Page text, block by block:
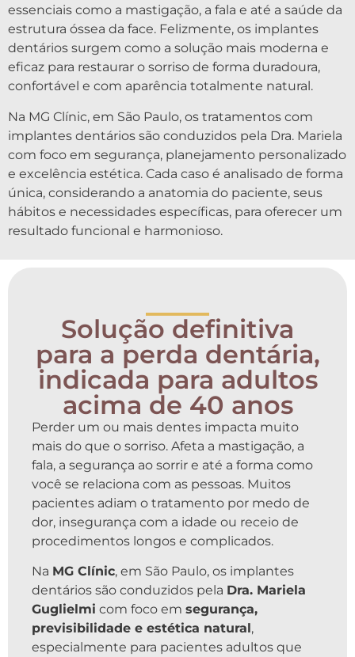
essenciais como a mastigação, a fala e até a saúde da
estrutura óssea da face. Felizmente, os implantes
dentários surgem como a solução mais moderna e
eficaz para restaurar o sorriso de forma duradoura,
confortável e com aparência totalmente natural.
Na MG Clínic, em São Paulo, os tratamentos com
implantes dentários são conduzidos pela Dra. Mariela
com foco em segurança, planejamento personalizado
e excelência estética. Cada caso é analisado de forma
única, considerando a anatomia do paciente, seus
hábitos e necessidades específicas, para oferecer um
resultado funcional e harmonioso.
Solução definitiva
para a perda dentária,
indicada para adultos
acima de 40 anos
Perder um ou mais dentes impacta muito
mais do que o sorriso. Afeta a mastigação, a
fala, a segurança ao sorrir e até a forma como
você se relaciona com as pessoas. Muitos
pacientes adiam o tratamento por medo de
dor, insegurança com a idade ou receio de
procedimentos longos e complicados.
Na MG Clínic, em São Paulo, os implantes
dentários são conduzidos pela Dra. Mariela
Guglielmi com foco em segurança,
previsibilidade e estética natural ,
especialmente para pacientes adultos que